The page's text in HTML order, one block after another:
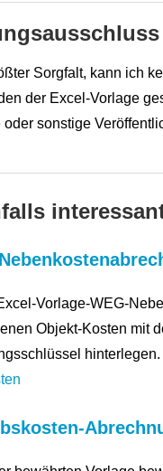
Sorgfalt, kann ich
der Excel-Vorlage
oder sonstige
Vorlage-WEG-
Objekt-Kosten mit
hinterlegen.